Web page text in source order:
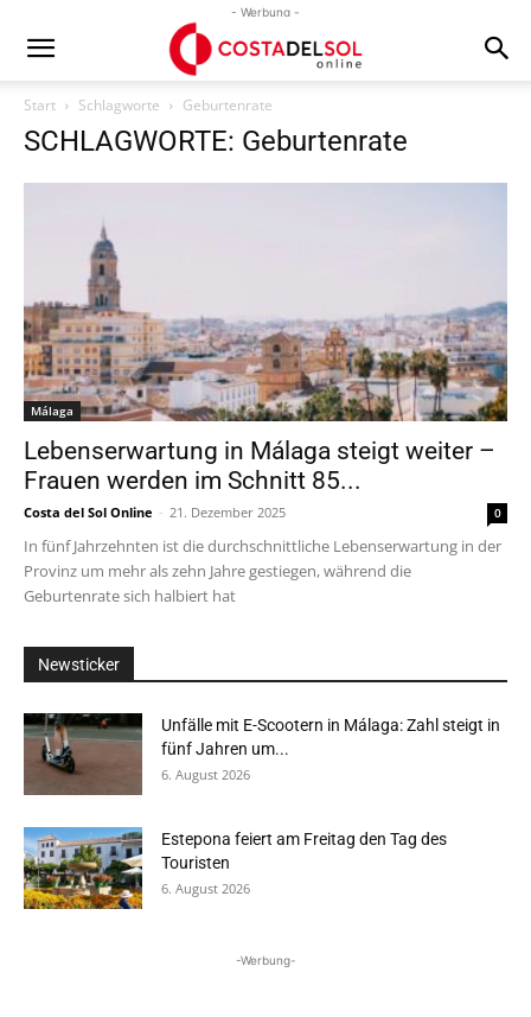
- Werbung -
Start Schlagworte Geburtenrate
SCHLAGWORTE: Geburtenrate
Málaga
Lebenserwartung in Málaga steigt weiter –
Frauen werden im Schnitt 85...
Costa del Sol Online - 21. Dezember 2025 0
In fünf Jahrzehnten ist die durchschnittliche Lebenserwartung in der
Provinz um mehr als zehn Jahre gestiegen, während die
Geburtenrate sich halbiert hat
Newsticker
Unfälle mit E-Scootern in Málaga: Zahl steigt in
fünf Jahren um...
6. August 2026
Estepona feiert am Freitag den Tag des
Touristen
6. August 2026
-Werbung-